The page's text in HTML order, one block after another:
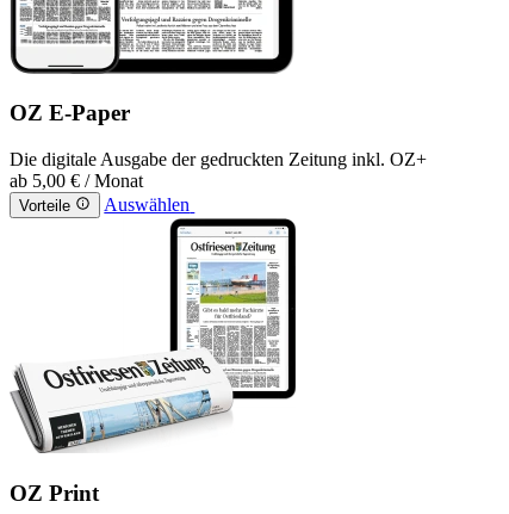
OZ E-Paper
Die digitale Ausgabe der gedruckten Zeitung inkl. OZ+
ab 5,00 € / Monat
Vorteile Auswählen
OZ Print